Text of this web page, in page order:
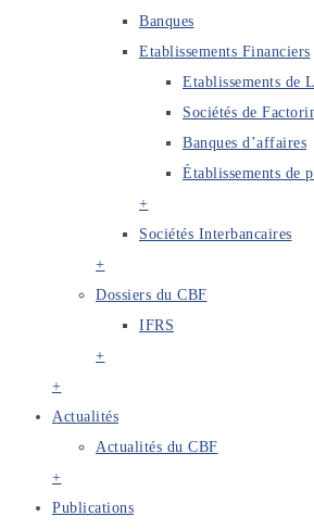
Banques
Etablissements Financiers
Etablissements de
Sociétés de
Banques d’affaires
Établissements de
+
Sociétés Interbancaires
+
Dossiers du CBF
IFRS
+
+
Actualités
Actualités du CBF
+
Publications